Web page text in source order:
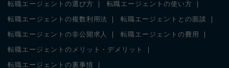
転職エージェントの選び方 転職エージェントの使い方
転職エージェントの複数利用法 転職エージェントとの面談
転職エージェントの非公開求人 転職エージェントの費用
転職エージェントのメリット・デメリット
転職エージェントの裏事情